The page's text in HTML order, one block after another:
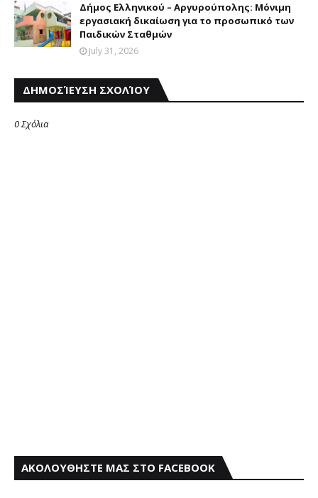
Δήμος Eλληνικού – Aργυρούπολης: Mόνιμη
εργασιακή δικαίωση για το προσωπικό των
Παιδικών Σταθμών
July 31, 2026
ΔΗΜΟΣΊΕΥΣΗ ΣΧΟΛΊΟΥ
0 Σχόλια
ΑΚΟΛΟΥΘΗΣΤΕ ΜΑΣ ΣΤΟ FACEBOOK